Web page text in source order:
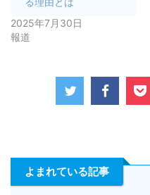
2025年7月30日
報道
よまれている記事